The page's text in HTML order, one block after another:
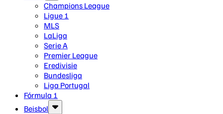
Champions League
Ligue 1
MLS
LaLiga
Serie A
Premier League
Eredivisie
Bundesliga
Liga Portugal
Fórmula 1
Beisbol